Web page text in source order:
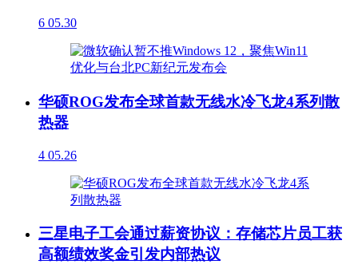
6 05.30
华硕ROG发布全球首款无线水冷飞龙4系列散
热器
4 05.26
三星电子工会通过薪资协议：存储芯片员工获
高额绩效奖金引发内部热议